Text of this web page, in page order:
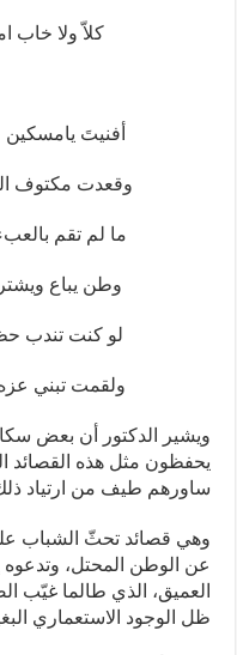
كلاّ ولا خاب
أفنيتَ
وقعدت مكتوف
ما لم تقم
وطن يباع
لو كنت تندب
ولقمت تبني
ويشير الدكتور أن بعض
يحفظون مثل هذه القصائد
ساورهم طيف من ارتياد
وهي قصائد تحثّ الشباب
عن الوطن المحتل،
العميق، الذي طالما غيّب
ظل الوجود الاستعماري